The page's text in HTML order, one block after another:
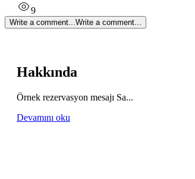
9
Write a comment...Write a comment...
Hakkında
Örnek rezervasyon mesajı Sa...
Devamını oku